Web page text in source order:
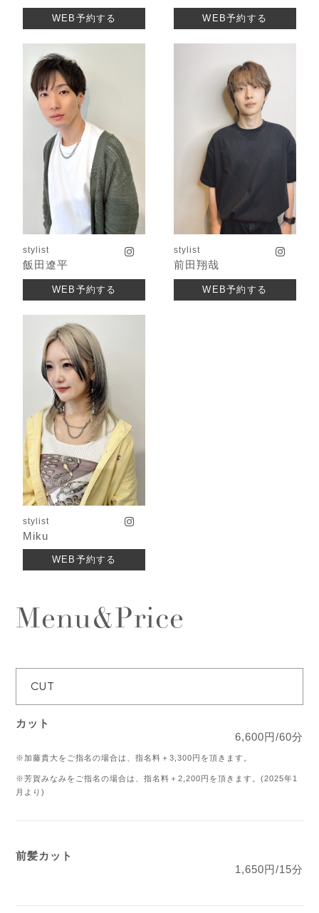
WEB予約する WEB予約する
stylist
飯田遼平
WEB予約する
stylist
前田翔哉
WEB予約する
stylist
Miku
WEB予約する
Menu&price
CUT
カット
6,600円/60分
※加藤貴大をご指名の場合は、指名料＋3,300円を頂きます。
※芳賀みなみをご指名の場合は、指名料＋2,200円を頂きます。(2025年1
月より)
前髪カット
1,650円/15分